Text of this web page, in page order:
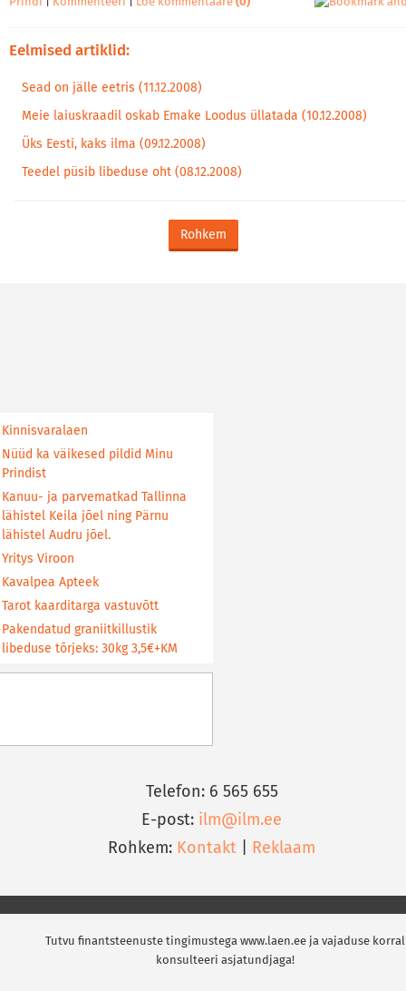
Eelmised artiklid:
Sead on jälle eetris (11.12.2008)
Meie laiuskraadil oskab Emake Loodus üllatada (10.12.2008)
Üks Eesti, kaks ilma (09.12.2008)
Teedel püsib libeduse oht (08.12.2008)
Rohkem
Kinnisvaralaen
Nüüd ka väikesed pildid Minu
Prindist
Kanuu- ja parvematkad Tallinna
lähistel Keila jõel ning Pärnu
lähistel Audru jõel.
Yritys Viroon
Kavalpea Apteek
Tarot kaarditarga vastuvõtt
Pakendatud graniitkillustik
libeduse tõrjeks: 30kg 3,5€+KM
Telefon: 6 565 655
E-post: ilm@ilm.ee
Rohkem: Kontakt Reklaam
Tutvu finantsteenuste tingimustega www.laen.ee ja vajaduse korral
konsulteeri asjatundjaga!